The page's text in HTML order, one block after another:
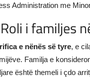
Administration me
i familjes
e nënës së tyre, e
Familja e
është themeli i çdo